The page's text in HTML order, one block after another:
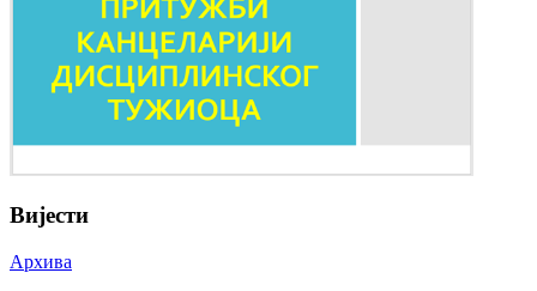
Вијести
Архива